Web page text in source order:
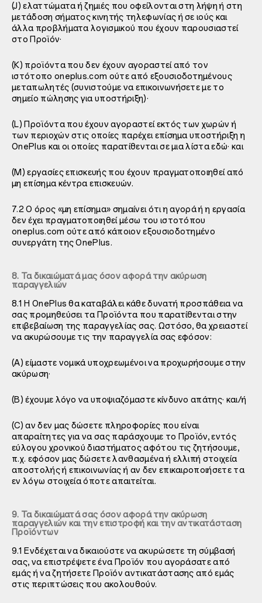
(J) ελαττώματα ή ζημιές που οφείλονται στη λήψη ή στη
μετάδοση σήματος κινητής τηλεφωνίας ή σε ιούς και
άλλα προβλήματα λογισμικού που έχουν παρουσιαστεί
στο Προϊόν·
(K) προϊόντα που δεν έχουν αγοραστεί από τον
ιστότοπο oneplus.com ούτε από εξουσιοδοτημένους
μεταπωλητές (συνιστούμε να επικοινωνήσετε με το
σημείο πώλησης για υποστήριξη)·
(L) Προϊόντα που έχουν αγοραστεί εκτός των χωρών ή
των περιοχών στις οποίες παρέχει επίσημα υποστήριξη η
OnePlus και οι οποίες παρατίθενται σε μια λίστα εδώ· και
(M) εργασίες επισκευής που έχουν πραγματοποιηθεί από
μη επίσημα κέντρα επισκευών.
7.2 Ο όρος «μη επίσημα» σημαίνει ότι η αγορά ή η εργασία
δεν έχει πραγματοποιηθεί μέσω του ιστοτόπου
oneplus.com ούτε από κάποιον εξουσιοδοτημένο
συνεργάτη της OnePlus.
8. Τα δικαιώματά μας όσον αφορά την ακύρωση
παραγγελιών
8.1 Η OnePlus θα καταβάλει κάθε δυνατή προσπάθεια να
σας προμηθεύσει τα Προϊόντα που παρατίθενται στην
επιβεβαίωση της παραγγελίας σας. Ωστόσο, θα χρειαστεί
να ακυρώσουμε τις την παραγγελία σας εφόσον:
(A) είμαστε νομικά υποχρεωμένοι να προχωρήσουμε στην
ακύρωση·
(B) έχουμε λόγο να υποψιαζόμαστε κίνδυνο απάτης· και/ή
(C) αν δεν μας δώσετε πληροφορίες που είναι
απαραίτητες για να σας παράσχουμε το Προϊόν, εντός
εύλογου χρονικού διαστήματος αφότου τις ζητήσουμε,
π.χ. εφόσον μας δώσετε λανθασμένα ή ελλιπή στοιχεία
αποστολής ή επικοινωνίας ή αν δεν επικαιροποιήσετε τα
εν λόγω στοιχεία όποτε απαιτείται.
9. Τα δικαιώματά σας όσον αφορά την ακύρωση
παραγγελιών και την επιστροφή και την αντικατάσταση
Προϊόντων
9.1 Ενδέχεται να δικαιούστε να ακυρώσετε τη σύμβασή
σας, να επιστρέψετε ένα Προϊόν που αγοράσατε από
εμάς ή να ζητήσετε Προϊόν αντικατάστασης από εμάς
στις περιπτώσεις που ακολουθούν.